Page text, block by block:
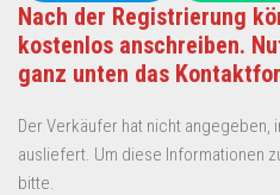
Nach der Registrierung
kostenlos anschreiben.
ganz unten das
Der Verkäufer hat nicht angegeben,
ausliefert. Um diese Informationen
bitte.